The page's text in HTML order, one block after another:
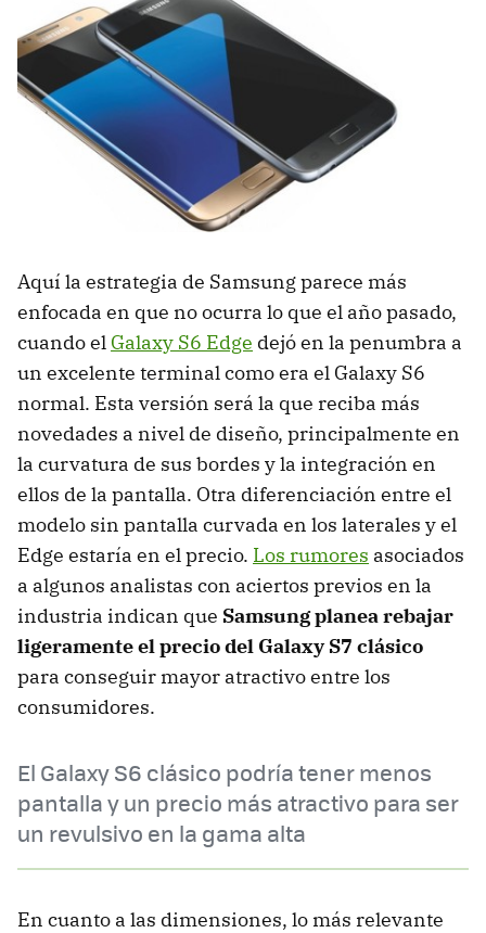
Aquí la estrategia de Samsung parece más
enfocada en que no ocurra lo que el año pasado,
cuando el Galaxy S6 Edge dejó en la penumbra a
un excelente terminal como era el Galaxy S6
normal. Esta versión será la que reciba más
novedades a nivel de diseño, principalmente en
la curvatura de sus bordes y la integración en
ellos de la pantalla. Otra diferenciación entre el
modelo sin pantalla curvada en los laterales y el
Edge estaría en el precio. Los rumores asociados
a algunos analistas con aciertos previos en la
industria indican que Samsung planea rebajar
ligeramente el precio del Galaxy S7 clásico
para conseguir mayor atractivo entre los
consumidores.
El Galaxy S6 clásico podría tener menos
pantalla y un precio más atractivo para ser
un revulsivo en la gama alta
En cuanto a las dimensiones, lo más relevante